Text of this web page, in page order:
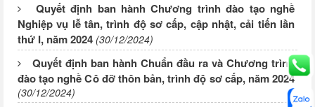
Quyết định ban hành Chương trình đào tạo nghề
Nghiệp vụ lễ tân, trình độ sơ cấp, cập nhật, cải tiến lần
thứ I, năm 2024 (30/12/2024)
Quyết định ban hành Chuẩn đầu ra và Chương trình
đào tạo nghề Cô đỡ thôn bản, trình độ sơ cấp, năm 2024
(30/12/2024)